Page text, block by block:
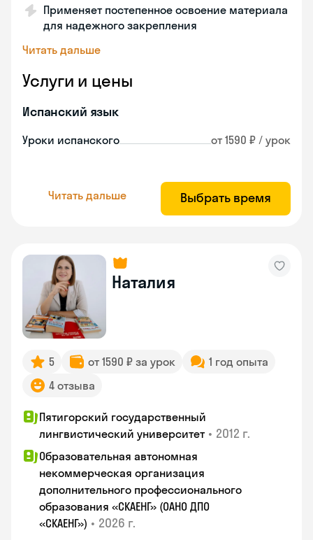
Применяет постепенное освоение материала
для надежного закрепления
Читать дальше
Услуги и цены
Испанский язык
Уроки испанского от 1590 ₽ / урок
Читать дальше Выбрать время
Наталия
5 от 1590 ₽ за урок
1 год опыта
4 отзыва
Пятигорский государственный
лингвистический университет • 2012 г.
Образовательная автономная
некоммерческая организация
дополнительного профессионального
образования «СКАЕНГ» (ОАНО ДПО
«СКАЕНГ») • 2026 г.